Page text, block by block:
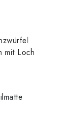
mit Loch